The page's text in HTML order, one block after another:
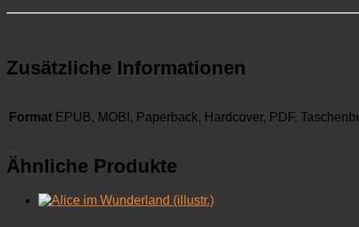
Zusätzliche Informationen
Format EPUB, MOBI, Paperback, Hardcover, PDF,
Ähnliche Produkte